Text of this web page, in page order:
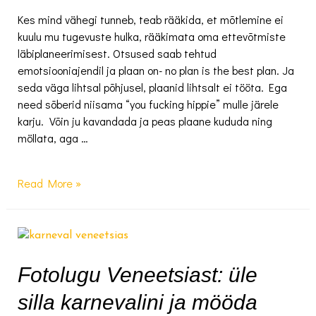
Kes mind vähegi tunneb, teab rääkida, et mõtlemine ei
kuulu mu tugevuste hulka, rääkimata oma ettevõtmiste
läbiplaneerimisest. Otsused saab tehtud
emotsiooniajendil ja plaan on- no plan is the best plan. Ja
seda väga lihtsal põhjusel, plaanid lihtsalt ei tööta. Ega
need sõberid niisama “you fucking hippie” mulle järele
karju. Võin ju kavandada ja peas plaane kududa ning
möllata, aga …
Sinine
ja
ehk
mis
minuga
Read More »
Fotolugu Veneetsiast: üle
silla karnevalini ja mööda